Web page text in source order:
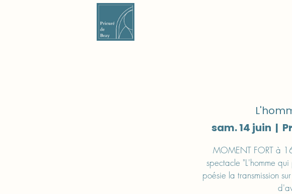
sam. 14 juin
  |
MOMENT FORT à
spectacle "L'homme
poésie la transmission